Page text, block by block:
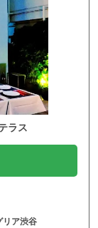
ラス
ア渋谷